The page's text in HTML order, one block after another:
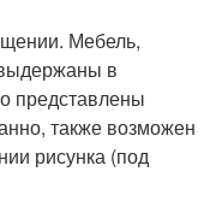
Мебель,
в
представлены
также возможен
рисунка (под